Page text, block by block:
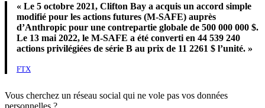
« Le 5 octobre 2021, Clifton Bay a acquis un accord simple
modifié pour les actions futures (M-SAFE) auprès
d’Anthropic pour une contrepartie globale de 500 000 000 $.
Le 13 mai 2022, le M-SAFE a été converti en 44 539 240
actions privilégiées de série B au prix de 11 2261 $ l’unité. »
FTX
Vous cherchez un réseau social qui ne vole pas vos données
personnelles ?